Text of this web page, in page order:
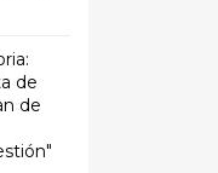
de
de